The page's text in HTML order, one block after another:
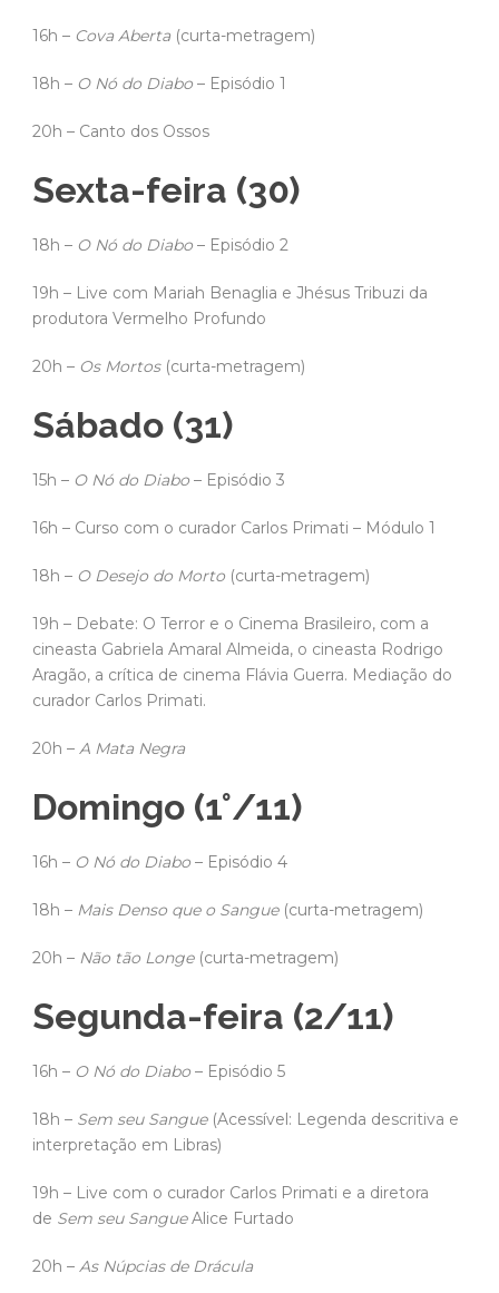
16h – Cova Aberta (curta-metragem)
18h – O Nó do Diabo – Episódio 1
20h – Canto dos Ossos
Sexta-feira (30)
18h – O Nó do Diabo – Episódio 2
19h – Live com Mariah Benaglia e Jhésus Tribuzi da
produtora Vermelho Profundo
20h – Os Mortos(curta-metragem)
Sábado (31)
15h – O Nó do Diabo – Episódio 3
16h – Curso com o curador Carlos Primati – Módulo 1
18h – O Desejo do Morto (curta-metragem)
19h – Debate: O Terror e o Cinema Brasileiro, com a
cineasta Gabriela Amaral Almeida, o cineasta Rodrigo
Aragão, a crítica de cinema Flávia Guerra. Mediação do
curador Carlos Primati.
20h – A Mata Negra
Domingo (1°/11)
16h – O Nó do Diabo – Episódio 4
18h – Mais Denso que o Sangue(curta-metragem)
20h – Não tão Longe(curta-metragem)
Segunda-feira (2/11)
16h – O Nó do Diabo – Episódio 5
18h – Sem seu Sangue(Acessível: Legenda descritiva e
interpretação em Libras)
19h – Live com o curador Carlos Primati e a diretora
de Sem seu SangueAlice Furtado
20h – As Núpcias de Drácula